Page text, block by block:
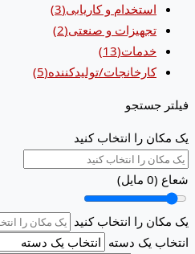
استخدام و کاریابی(3)
تجهیزات و صنعتی(2)
خدمات(13)
کارخانجات/تولیدکننده(5)
فیلتر جستجو
یک مکان را انتخاب کنید
شعاع (0 مایل)
یک مکان را انتخاب کنید
انتخاب یک دسته